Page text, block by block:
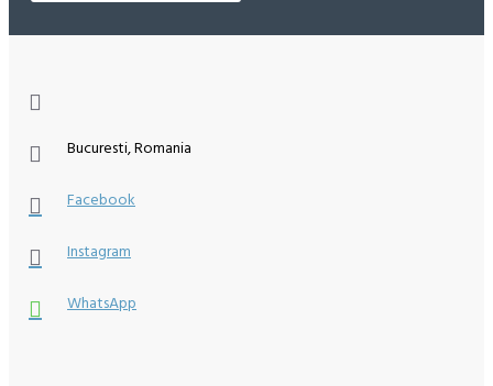
Bucuresti, Romania
Facebook
Instagram
WhatsApp